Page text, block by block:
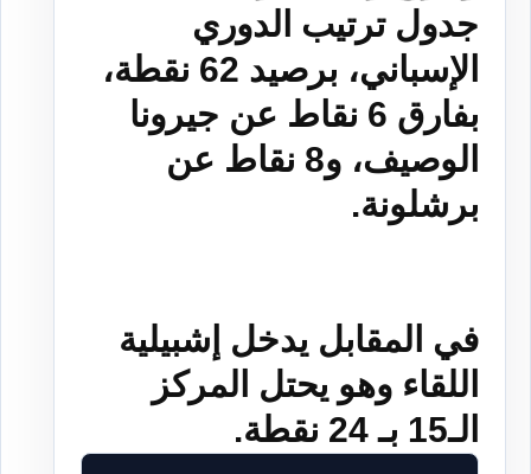
جدول ترتيب الدوري
الإسباني، برصيد 62 نقطة،
بفارق 6 نقاط عن جيرونا
الوصيف، و8 نقاط عن
برشلونة.
في المقابل يدخل إشبيلية
اللقاء وهو يحتل المركز
الـ15 بـ 24 نقطة.